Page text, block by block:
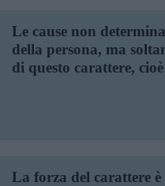
Le cause non
della persona, ma
di questo carattere,
La forza del carattere è